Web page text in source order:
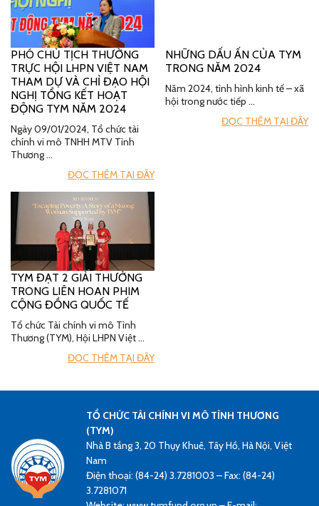
PHÓ CHỦ TỊCH THƯỜNG
TRỰC HỘI LHPN VIỆT NAM
THAM DỰ VÀ CHỈ ĐẠO HỘI
NGHỊ TỔNG KẾT HOẠT
ĐỘNG TYM NĂM 2024
Ngày 09/01/2024, Tổ chức tài
chính vi mô TNHH MTV Tình
Thương …
ĐỌC THÊM TẠI ĐÂY
NHỮNG DẤU ẤN CỦA TYM
TRONG NĂM 2024
Năm 2024, tình hình kinh tế – xã
hội trong nước tiếp …
ĐỌC THÊM TẠI ĐÂY
TYM ĐẠT 2 GIẢI THƯỞNG
TRONG LIÊN HOAN PHIM
CỘNG ĐỒNG QUỐC TẾ
Tổ chức Tài chính vi mô Tình
Thương (TYM), Hội LHPN Việt …
ĐỌC THÊM TẠI ĐÂY
TỔ CHỨC TÀI CHÍNH VI MÔ TÌNH THƯƠNG
(TYM)
Nhà B tầng 3, 20 Thụy Khuê, Tây Hồ, Hà Nội, Việt
Nam
Điện thoại: (84-24) 3.7281003 – Fax: (84-24)
3.7281071